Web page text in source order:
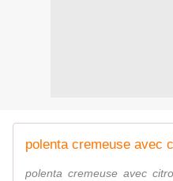
polenta cremeuse avec